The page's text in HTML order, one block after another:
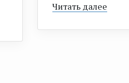
Читать далее